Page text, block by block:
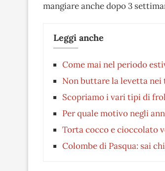
mangiare anche dopo 3
Leggi anche
Come mai nel periodo
Non buttare la levetta nei
Scopriamo i vari tipi di
Per quale motivo negli
Torta cocco e cioccolato
Colombe di Pasqua: sai